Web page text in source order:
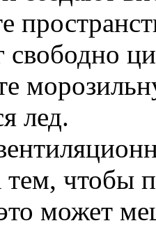
свободно
лед.
тем, чтобы
может